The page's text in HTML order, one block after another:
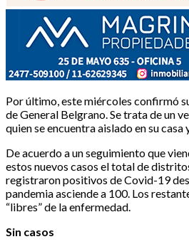
Por último, este miércoles confirmó
de General Belgrano. Se trata de un
quien se encuentra aislado en su casa
De acuerdo a un seguimiento que
estos nuevos casos el total de
registraron positivos de Covid-19
pandemia asciende a 100. Los
“libres” de la enfermedad.
Sin casos